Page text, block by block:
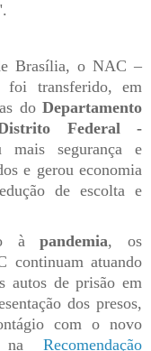
Brasília, o NAC –
foi transferido, em
do Departamento
Federal -
segurança e
e gerou economia
de escolta e
àpandemia, os
continuam atuando
autos de prisão em
dos presos,
com o novo
na Recomendação